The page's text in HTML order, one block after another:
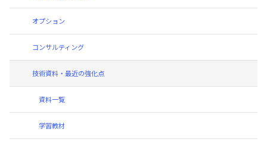
オプション
コンサルティング
技術資料・最近の強化点
資料一覧
学習教材